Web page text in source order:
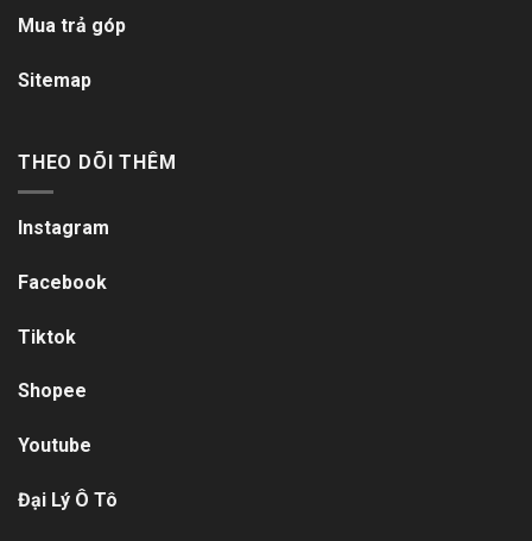
Mua trả góp
Sitemap
THEO DÕI THÊM
Instagram
Facebook
Tiktok
Shopee
Youtube
Đại Lý Ô Tô